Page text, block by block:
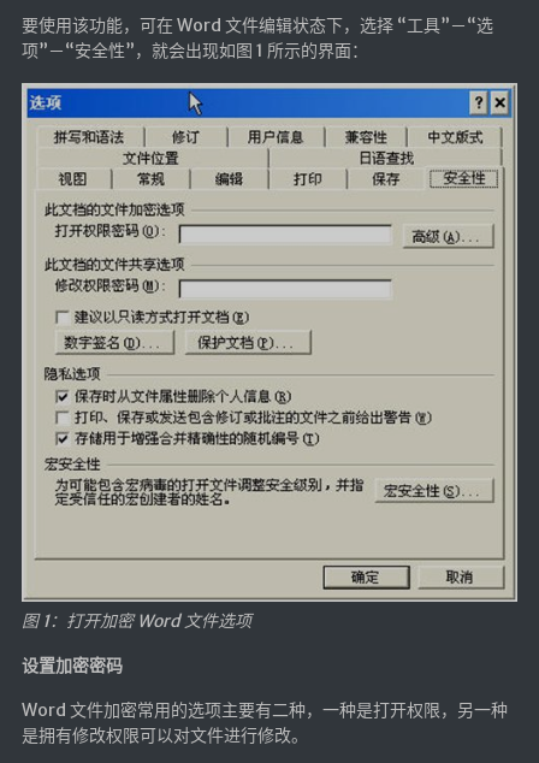
要使用该功能，可在 Word 文件编辑状态下，选择 “工具”－“选
项”－“安全性”，就会出现如图 1 所示的界面：
图 1：打开加密 Word 文件选项
设置加密密码
Word 文件加密常用的选项主要有二种，一种是打开权限，另一种
是拥有修改权限可以对文件进行修改。
直播聚合
📺在线电视
视频解析
盒子软件
盒子软件国内下载
软件接口
🎵音乐播放
器
随便听听
音乐下载
音乐下载2
音乐下载备用一
无损音乐下载
📕学习